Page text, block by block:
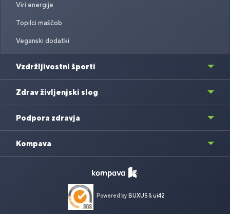
Viri energije
Topilci maščob
Veganski dodatki
Vzdržljivostni športi
Zdrav življenjski slog
Podpora zdravja
Kompava
Powered by BUXUS&ui42